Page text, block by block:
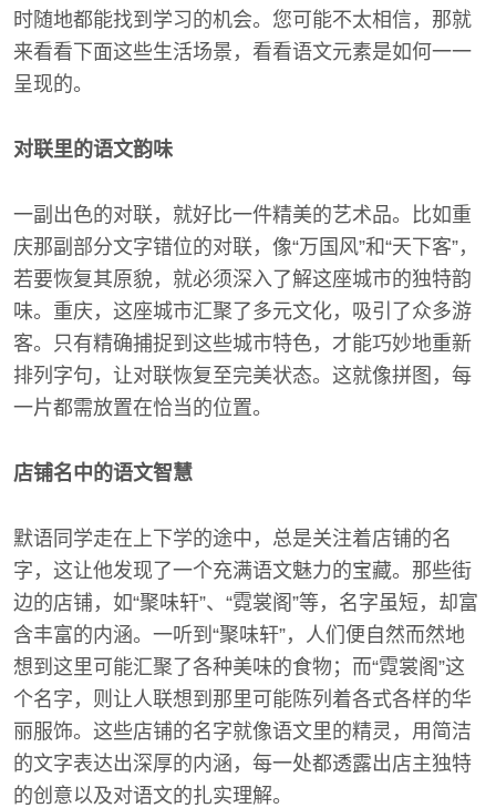
时随地都能找到学习的机会。您可能不太相信，那就
来看看下面这些生活场景，看看语文元素是如何一一
呈现的。
对联里的语文韵味
一副出色的对联，就好比一件精美的艺术品。比如重
庆那副部分文字错位的对联，像“万国风”和“天下客”，
若要恢复其原貌，就必须深入了解这座城市的独特韵
味。重庆，这座城市汇聚了多元文化，吸引了众多游
客。只有精确捕捉到这些城市特色，才能巧妙地重新
排列字句，让对联恢复至完美状态。这就像拼图，每
一片都需放置在恰当的位置。
店铺名中的语文智慧
默语同学走在上下学的途中，总是关注着店铺的名
字，这让他发现了一个充满语文魅力的宝藏。那些街
边的店铺，如“聚味轩”、“霓裳阁”等，名字虽短，却富
含丰富的内涵。一听到“聚味轩”，人们便自然而然地
想到这里可能汇聚了各种美味的食物；而“霓裳阁”这
个名字，则让人联想到那里可能陈列着各式各样的华
丽服饰。这些店铺的名字就像语文里的精灵，用简洁
的文字表达出深厚的内涵，每一处都透露出店主独特
的创意以及对语文的扎实理解。